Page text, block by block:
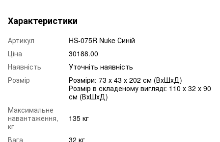
Характеристики
Артикул
HS-075R Nuke Синій
Ціна
30188.00
Наявність
Уточніть наявність
Розмір
Розміри: 73 х 43 х 202 см (ВхШхД)
Розмір в складеному вигляді: 110 х 32 х 90
см (ВхШхД)
Максимальне
навантаження,
кг
135 кг
Вага 32 кг